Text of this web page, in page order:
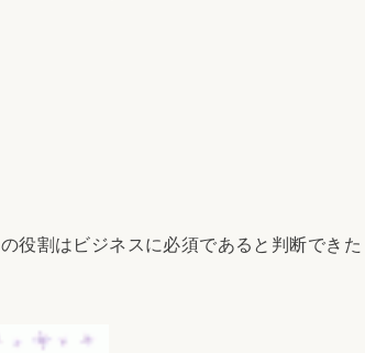
役割はビジネスに必須であると判断できた